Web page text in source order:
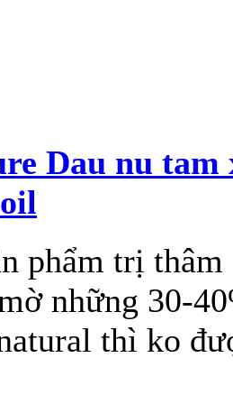
Dau nu
phẩm trị
những 30-
thì ko